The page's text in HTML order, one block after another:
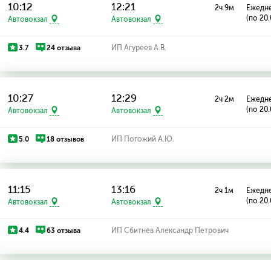
10:12
Автовокзал
12:21
Автовокзал
2ч 9м
(по
3.7 24 отзыва ИП Агуреев А.В.
10:27
Автовокзал
12:29
Автовокзал
2ч 2м
(по
5.0 18 отзывов ИП Погожий А.Ю.
11:15
Автовокзал
13:16
Автовокзал
2ч 1м
(по
4.4 63 отзыва ИП Сбитнев Александр Петрович